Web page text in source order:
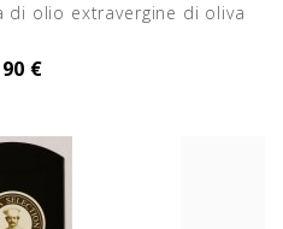
di olio extravergine di oliva
€